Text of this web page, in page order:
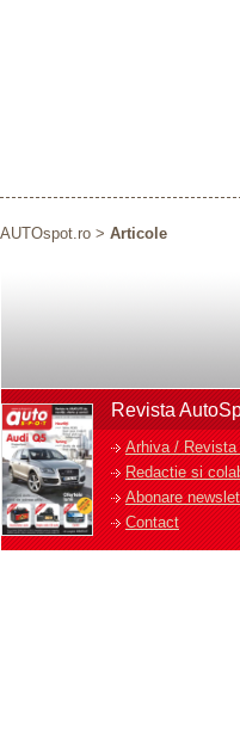
AUTOspot.ro > Articole
Revista
Arhiva / Revista
Redactie si
Abonare
Contact